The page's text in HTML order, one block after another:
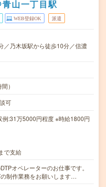
山一丁目駅
WEB登録OK 派遣
／乃木坂駅から徒歩10分／信濃
）
可
:31万5000円程度 ※時給1800円
で支給
オペレーターのお仕事です。
制作業務をお願いします…